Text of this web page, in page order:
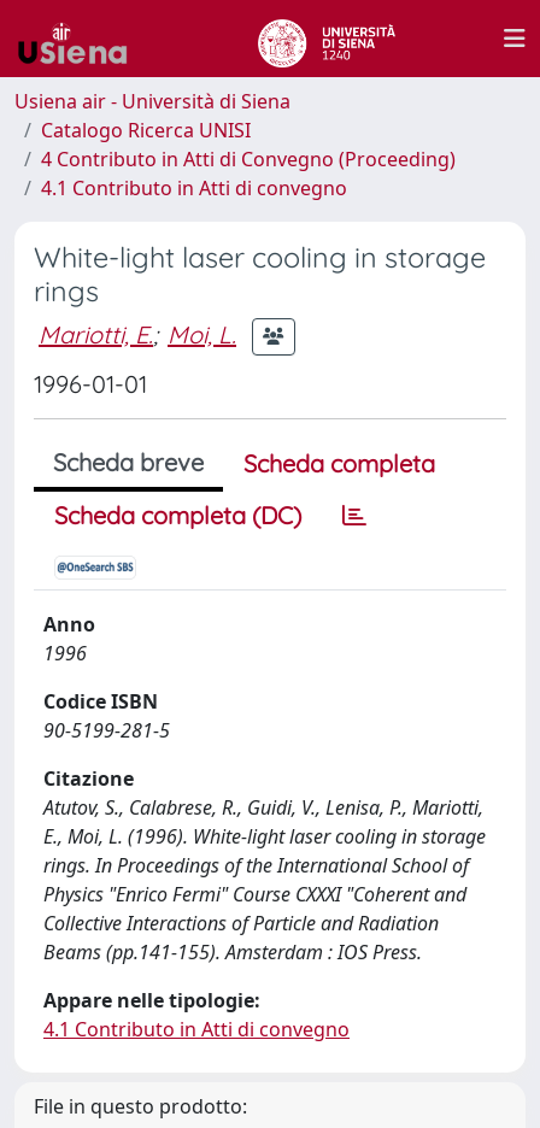
Usiena air - Università di Siena
Catalogo Ricerca UNISI
4 Contributo in Atti di Convegno (Proceeding)
4.1 Contributo in Atti di convegno
White-light laser cooling in storage
rings
Mariotti, E.; Moi, L.
1996-01-01
Scheda breve
Scheda completa
Scheda completa (DC)
Anno
1996
Codice ISBN
90-5199-281-5
Citazione
Atutov, S., Calabrese, R., Guidi, V., Lenisa, P., Mariotti,
E., Moi, L. (1996). White-light laser cooling in storage
rings. In Proceedings of the International School of
Physics "Enrico Fermi" Course CXXXI "Coherent and
Collective Interactions of Particle and Radiation
Beams (pp.141-155). Amsterdam : IOS Press.
Appare nelle tipologie:
4.1 Contributo in Atti di convegno
File in questo prodotto: